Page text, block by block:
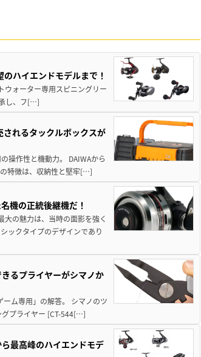
ハイエンドモデルまで！
ウォーター専用スピニングリー
し、フ[…]
れるタックルボックスが
操作性と機動力。 DAIWAから
特徴は、収納性と堅牢[…]
機の正統後継機だ！
の魅力は、当時の面影を強く
ックタイプのデザインであり
るプライヤーがシマノか
ム専用」の解答。 シマノのツ
グプライヤー [CT-544[…]
最高峰のハイエンドモデ